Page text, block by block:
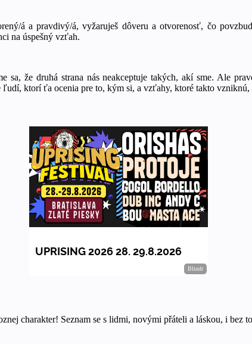
á a pravdivý/á, vyžaruješ dôveru a otvorenosť, čo
na úspešný vzťah.
že druhá strana nás neakceptuje takých, akí sme. Ale
ľudí, ktorí ťa ocenia pre to, kým si, a vzťahy, ktoré takto
charakter! Seznam se s lidmi, novými přáteli a láskou, i bez